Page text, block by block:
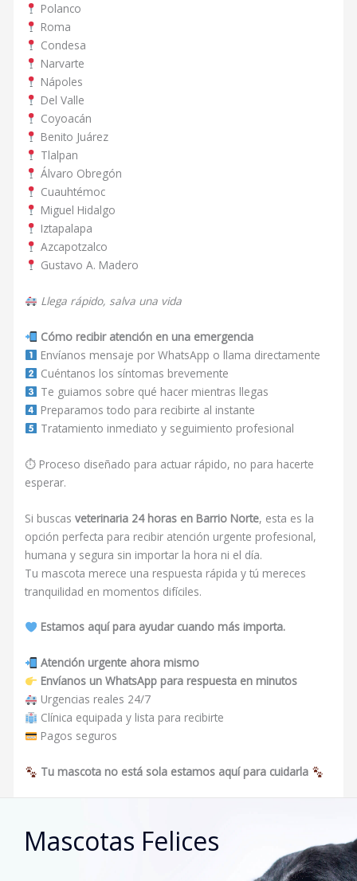
Polanco
Roma
Condesa
Narvarte
Nápoles
Del Valle
Coyoacán
Benito Juárez
Tlalpan
Álvaro Obregón
Cuauhtémoc
Miguel Hidalgo
Iztapalapa
Azcapotzalco
Gustavo A. Madero
Llega rápido, salva una vida
Cómo recibir atención en una emergencia
Envíanos mensaje por WhatsApp o llama directamente
Cuéntanos los síntomas brevemente
Te guiamos sobre qué hacer mientras llegas
Preparamos todo para recibirte al instante
Tratamiento inmediato y seguimiento profesional
⏱ Proceso diseñado para actuar rápido, no para hacerte
esperar.
Si buscasveterinaria 24 horas en Barrio Norte, esta es la
opción perfecta para recibir atención urgente profesional,
humana y segura sin importar la hora ni el día.
Tu mascota merece una respuesta rápida y tú mereces
tranquilidad en momentos difíciles.
Estamos aquí para ayudar cuando más importa.
Atención urgente ahora mismo
Envíanos un WhatsApp para respuesta en minutos
Urgencias reales 24/7
Clínica equipada y lista para recibirte
Pagos seguros
Tu mascota no está sola estamos aquí para cuidarla
Mascotas Felices